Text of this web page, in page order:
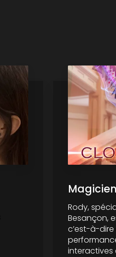
Rody,
Besançon,
c’est-à-dire
interactives